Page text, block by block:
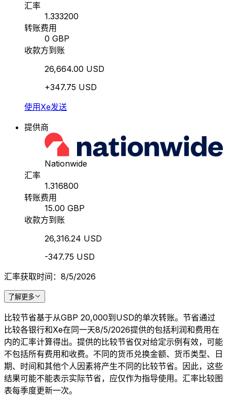
汇率
1.333200
转账费用
0 GBP
收款方到账
26,664.00 USD
+347.75 USD
使用Xe发送
提供商
Nationwide
汇率
1.316800
转账费用
15.00 GBP
收款方到账
26,316.24 USD
-347.75 USD
汇率获取时间：8/5/2026
了解更多
比较节省基于从GBP 20,000到USD的单次转账。节省通过
比较各银行和Xe在同一天8/5/2026提供的包括利润和费用在
内的汇率计算得出。提供的比较节省仅对给定示例有效，可能
不包括所有费用和收费。不同的货币兑换金额、货币类型、日
期、时间和其他个人因素将产生不同的比较节省。因此，这些
结果可能不能表示实际节省，应仅作为指导使用。汇率比较图
表每季度更新一次。